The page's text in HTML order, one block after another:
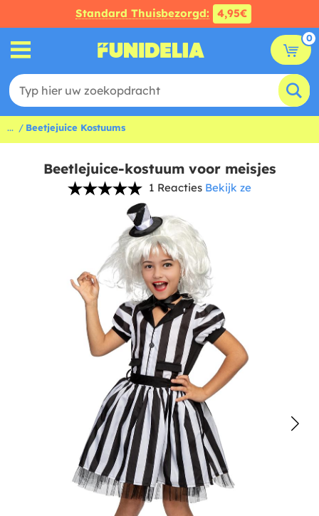
Standard Thuisbezorgd: 4,95€
0
... Beetjejuice Kostuums
Beetlejuice-kostuum voor meisjes
1 Reacties Bekijk ze